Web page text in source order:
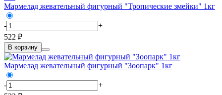
Мармелад жевательный фигурный "Тропические змейки" 1кг
-
+
522 ₽
В корзину
Мармелад жевательный фигурный "Зоопарк" 1кг
-
+